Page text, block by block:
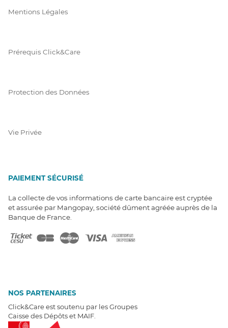
Mentions Légales
Prérequis Click&Care
Protection des Données
Vie Privée
PAIEMENT SÉCURISÉ
La collecte de vos informations de carte bancaire est cryptée
et assurée par Mangopay, société dûment agréée auprès de la
Banque de France.
NOS PARTENAIRES
Click&Care est soutenu par les Groupes
Caisse des Dépôts et MAIF.